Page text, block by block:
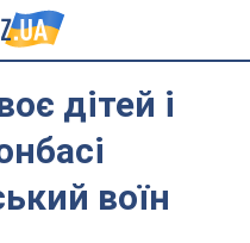
дітей і
воїн